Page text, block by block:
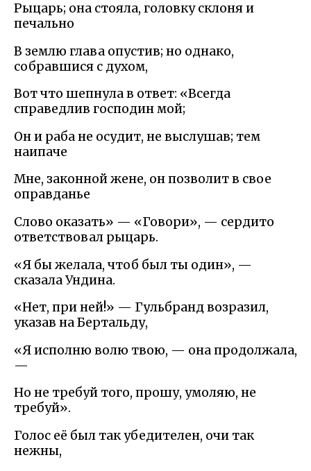
Рыцарь; она стояла, головку склоня и
печально
В землю глава опустив; но однако,
собравшися с духом,
Вот что шепнула в ответ: «Всегда
справедлив господин мой;
Он и раба не осудит, не выслушав; тем
наипаче
Мне, законной жене, он позволит в свое
оправданье
Слово оказать» — «Говори», — сердито
ответствовал рыцарь.
«Я бы желала, чтоб был ты один», —
сказала Ундина.
«Нет, при ней!» — Гульбранд возразил,
указав на Бертальду,
«Я исполню волю твою, — она продолжала,
—
Но не требуй того, прошу, умоляю, не
требуй».
Голос её был так убедителен, очи так
нежны,